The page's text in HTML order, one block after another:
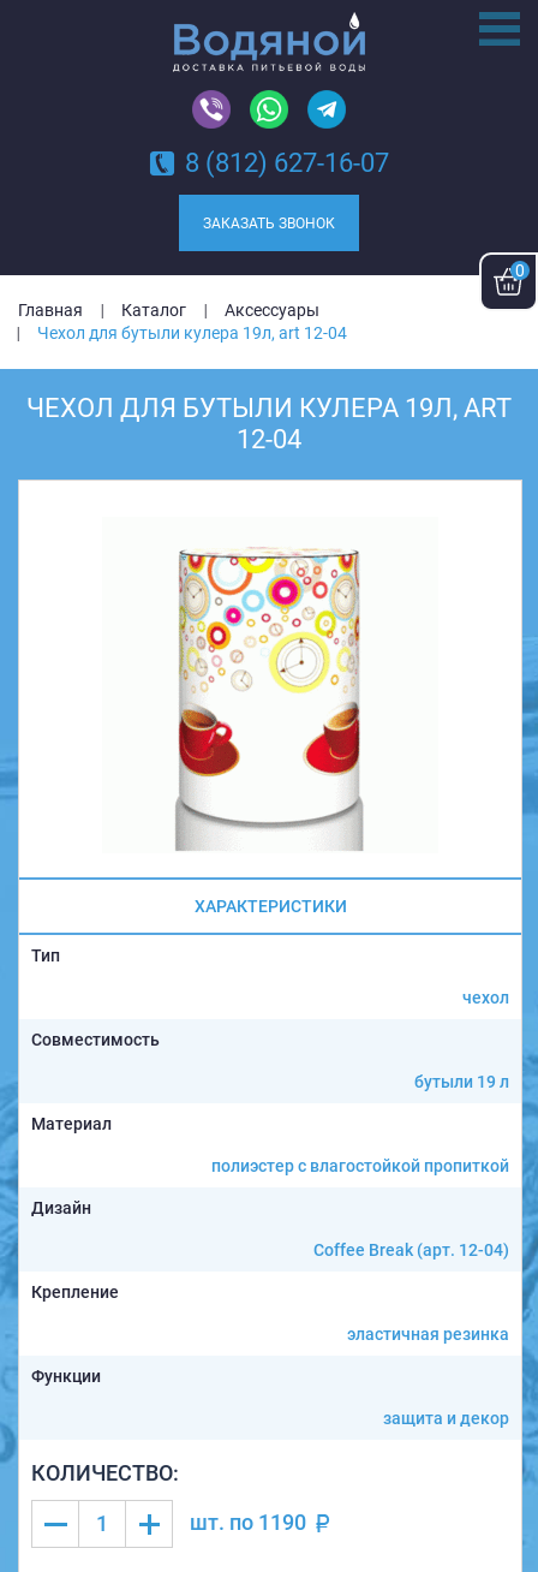
0
8 (812) 627-16-07
ЗАКАЗАТЬ ЗВОНОК
Главная Каталог
Аксессуары
Чехол для бутыли кулера 19л, art 12-04
ЧЕХОЛ ДЛЯ БУТЫЛИ КУЛЕРА 19Л, ART
12-04
ХАРАКТЕРИСТИКИ
Тип
чехол
Совместимость
бутыли 19 л
Материал
полиэстер с влагостойкой пропиткой
Дизайн
Coffee Break (арт. 12-04)
Крепление
эластичная резинка
Функции
защита и декор
КОЛИЧЕСТВО:
шт. по 1190